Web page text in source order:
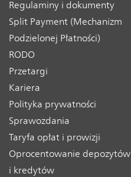
Regulaminy i dokumenty
Split Payment (Mechanizm
Podzielonej Płatności)
RODO
Przetargi
Kariera
Polityka prywatności
Sprawozdania
Taryfa opłat i prowizji
Oprocentowanie depozytów
i kredytów